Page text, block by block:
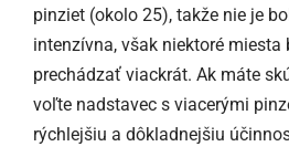
pinziet (okolo 25), takže nie je
intenzívna, však niektoré miesta
prechádzať viackrát. Ak máte
voľte nadstavec s viacerými
rýchlejšiu a dôkladnejšiu